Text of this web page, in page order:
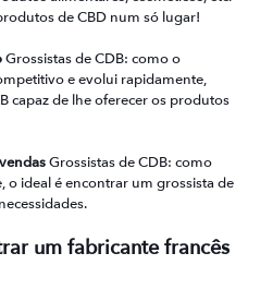
de CBD num só lugar!
Grossistas de CDB: como o
e evolui rapidamente,
capaz de lhe oferecer os produtos
Grossistas de CDB: como
o ideal é encontrar um grossista de
um fabricante francês